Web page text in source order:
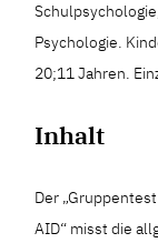
Psychologie.
20;11 Jahren.
Inhalt
Der
AID“ misst die